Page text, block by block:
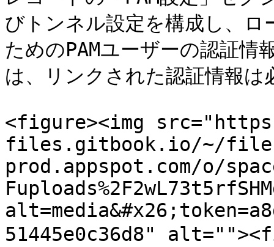
びトンネル設定を構成し、
ためのPAMユーザーの認証
は、リンクされた認証情報は
<figure><img
files.gitbook.io/~/
prod.appspot.com/o/
51445e0c36d8"